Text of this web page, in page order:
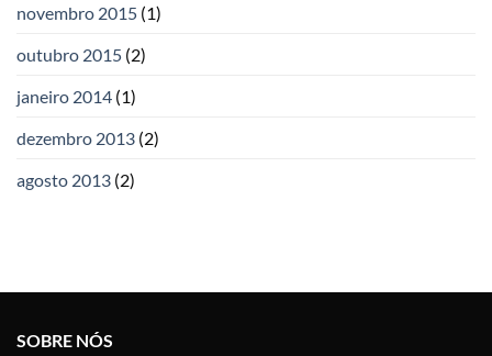
novembro 2015 (1)
outubro 2015 (2)
janeiro 2014 (1)
dezembro 2013 (2)
agosto 2013 (2)
SOBRE NÓS